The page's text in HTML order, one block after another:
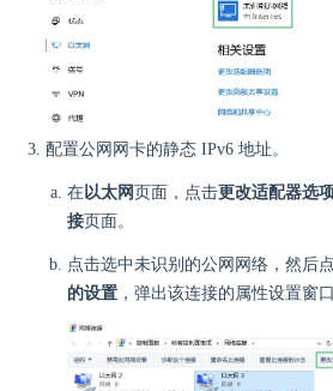
配置公网网卡的静态 IPv6 地址。
在 以太网页面，点击更改适配器选项
接页面。
点击选中未识别的公网网络，然后
的设置 ，弹出该连接的属性设置窗口